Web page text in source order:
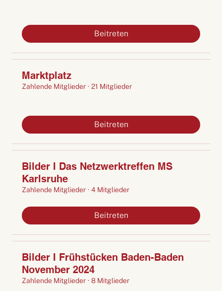
Beitreten
Marktplatz
Zahlende Mitglieder · 21 Mitglieder
Beitreten
Bilder I Das Netzwerktreffen MS
Karlsruhe
Zahlende Mitglieder · 4 Mitglieder
Beitreten
Bilder I Frühstücken Baden-Baden
November 2024
Zahlende Mitglieder · 8 Mitglieder